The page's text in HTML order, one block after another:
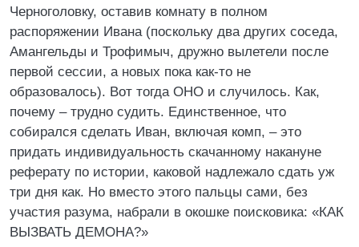
Черноголовку, оставив комнату в полном
распоряжении Ивана (поскольку два других соседа,
Амангельды и Трофимыч, дружно вылетели после
первой сессии, а новых пока как-то не
образовалось). Вот тогда ОНО и случилось. Как,
почему – трудно судить. Единственное, что
собирался сделать Иван, включая комп, – это
придать индивидуальность скачанному накануне
реферату по истории, каковой надлежало сдать уж
три дня как. Но вместо этого пальцы сами, без
участия разума, набрали в окошке поисковика: «КАК
ВЫЗВАТЬ ДЕМОНА?»